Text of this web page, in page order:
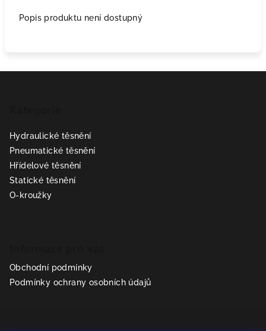
Popis produktu není dostupný
Hydraulické těsnění
Pneumatické těsnění
Hřídelové těsnění
Statické těsnění
O-kroužky
Obchodní podmínky
Podmínky ochrany osobních údajů